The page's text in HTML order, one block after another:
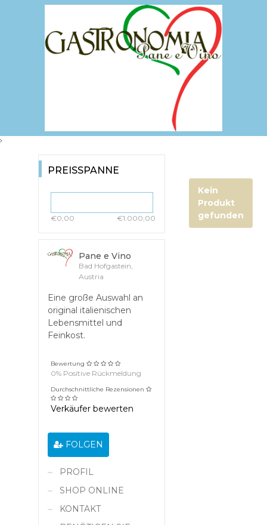
PREISSPANNE
€0,00 €1.000,00
Pane e Vino
Bad Hofgastein,
Austria
Eine große Auswahl an
original italienischen
Lebensmittel und
Feinkost.
Bewertung
0% Positive Rückmeldung
Durchschnittliche Rezensionen
Verkäufer bewerten
FOLGEN
PROFIL
SHOP ONLINE
KONTAKT
Kein
Produkt
gefunden